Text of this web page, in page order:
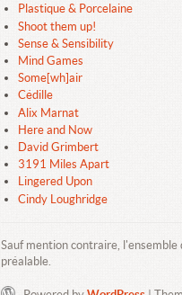
Plastique & Porcelaine
Shoot them up!
Sense & Sensibility
Mind Games
Some[wh]air
Cédille
Alix Marnat
Here and Now
David Grimbert
3191 Miles Apart
Lingered Upon
Cindy Loughridge
Sauf mention contraire,
préalable.